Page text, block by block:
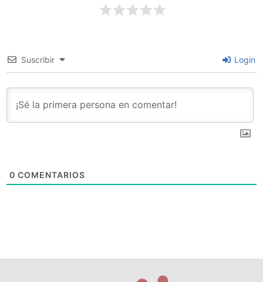
Suscribir Login
0 COMENTARIOS